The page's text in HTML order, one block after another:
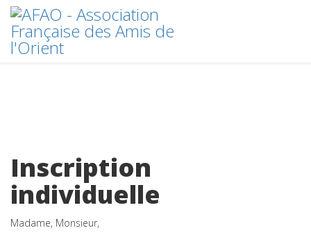
Inscription
individuelle
Madame, Monsieur,